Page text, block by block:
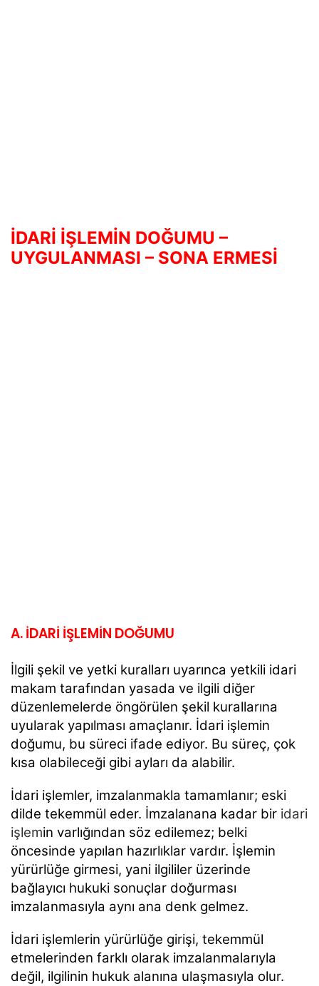
İDARİ İŞLEMİN DOĞUMU –
UYGULANMASI – SONA ERMESİ
A. İDARİ İŞLEMİN DOĞUMU
İlgili şekil ve yetki kuralları uyarınca yetkili idari
makam tarafından yasada ve ilgili diğer
düzenlemelerde öngörülen şekil kurallarına
uyularak yapılması amaçlanır. İdari işlemin
doğumu, bu süreci ifade ediyor. Bu süreç, çok
kısa olabileceği gibi ayları da alabilir.
İdari işlemler, imzalanmakla tamamlanır; eski
dilde tekemmül eder. İmzalanana kadar bir idari
işlemin varlığından söz edilemez; belki
öncesinde yapılan hazırlıklar vardır. İşlemin
yürürlüğe girmesi, yani ilgililer üzerinde
bağlayıcı hukuki sonuçlar doğurması
imzalanmasıyla aynı ana denk gelmez.
İdari işlemlerin yürürlüğe girişi, tekemmül
etmelerinden farklı olarak imzalanmalarıyla
değil, ilgilinin hukuk alanına ulaşmasıyla olur.